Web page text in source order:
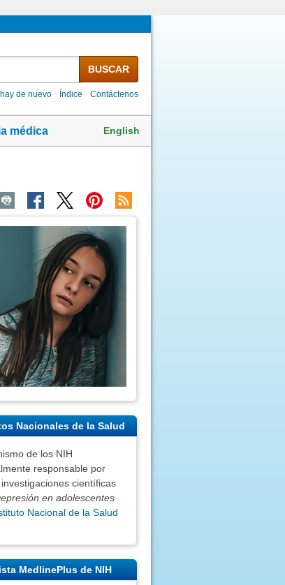
BUSCAR
de nuevo Índice Contáctenos
médica English
Nacionales de la Salud
de los NIH
responsable por
científicas
en adolescentes
Nacional de la Salud
MedlinePlus de NIH